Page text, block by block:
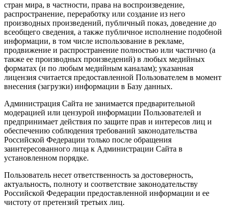
стран мира, в частности, права на воспроизведение,
распространение, переработку или создание из него
производных произведений, публичный показ, доведение до
всеобщего сведения, а также публичное исполнение подобной
информации, в том числе использование в рекламе,
продвижение и распространение полностью или частично (а
также ее производных произведений) в любых медийных
форматах (и по любым медийным каналам); указанная
лицензия считается предоставленной Пользователем в момент
внесения (загрузки) информации в Базу данных.
Администрация Сайта не занимается предварительной
модерацией или цензурой информации Пользователей и
предпринимает действия по защите прав и интересов лиц и
обеспечению соблюдения требований законодательства
Российской Федерации только после обращения
заинтересованного лица к Администрации Сайта в
установленном порядке.
Пользователь несет ответственность за достоверность,
актуальность, полноту и соответствие законодательству
Российской Федерации предоставленной информации и ее
чистоту от претензий третьих лиц.